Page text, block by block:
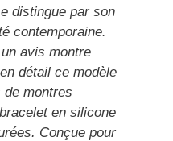
distingue par son
contemporaine.
avis montre
détail ce modèle
montres
en silicone
Conçue pour